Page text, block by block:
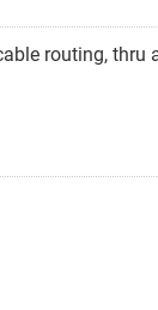
routing, thru